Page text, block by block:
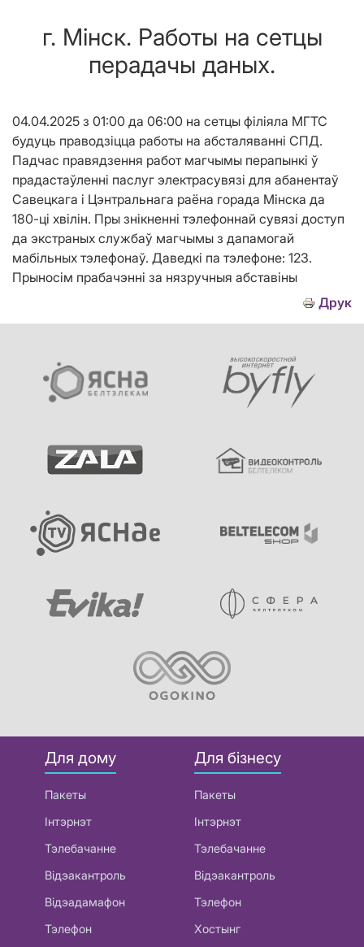
г. Мінск. Работы на сетцы
перадачы даных.
04.04.2025 з 01:00 да 06:00 на сетцы філіяла МГТС
будуць праводзіцца работы на абсталяванні СПД.
Падчас правядзення работ магчымы перапынкі ў
прадастаўленні паслуг электрасувязi для абанентаў
Савецкага i Цэнтральнага раёна горада Мiнска да
180-ці хвілін. Пры знікненні тэлефоннай сувязі доступ
да экстраных службаў магчымы з дапамогай
мабільных тэлефонаў. Даведкі па тэлефоне: 123.
Прыносім прабачэнні за нязручныя абставiны
Друк
Для дому
Пакеты
Інтэрнэт
Тэлебачанне
Відэакантроль
Відэадамафон
Тэлефон
Для бізнесу
Пакеты
Інтэрнэт
Тэлебачанне
Відэакантроль
Тэлефон
Хостынг